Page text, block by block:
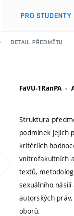
PRO STUDENTY
DETAIL PŘEDMĚTU
FaVU-1RanPA
Struktura
podmínek jejich
kritériích
vnitrofakultních
textů,
sexuálního
autorských
oborů.